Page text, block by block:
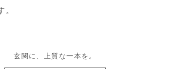
玄関に、上質な一本を。